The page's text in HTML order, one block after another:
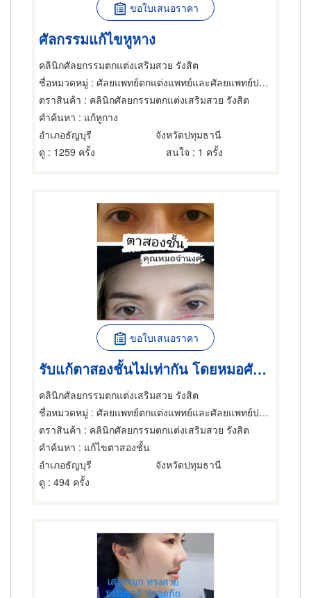
ขอใบเสนอราคา
ศัลกรรมแก้ไขหูหาง
คลินิกศัลยกรรมตกแต่งเสริมสวย รังสิต
ชื่อหมวดหมู่ : ศัลยแพทย์ตกแต่งแพทย์และศัลยแพทย์ปริญญา,แพทย์และศัลยแพทย์ปริญญา,คลินิก
ตราสินค้า : คลินิกศัลยกรรมตกแต่งเสริมสวย รังสิต
คำค้นหา : แก้หูกาง
อำเภอธัญบุรี
จังหวัดปทุมธานี
ดู : 1259 ครั้ง สนใจ : 1 ครั้ง
ขอใบเสนอราคา
รับแก้ตาสองชั้นไม่เท่ากัน โดยหมอศัลยกรรม
คลินิกศัลยกรรมตกแต่งเสริมสวย รังสิต
ชื่อหมวดหมู่ : ศัลยแพทย์ตกแต่งแพทย์และศัลยแพทย์ปริญญา
ตราสินค้า : คลินิกศัลยกรรมตกแต่งเสริมสวย รังสิต
คำค้นหา : แก้ไขตาสองชั้น
อำเภอธัญบุรี
จังหวัดปทุมธานี
ดู : 494 ครั้ง